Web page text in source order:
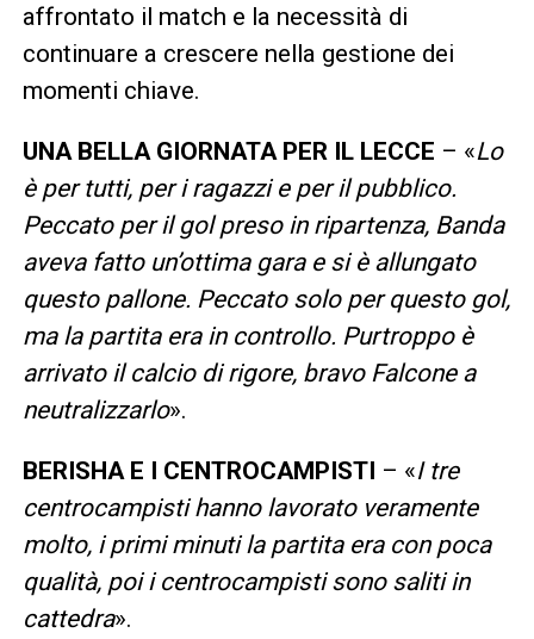
affrontato il match e la necessità di
continuare a crescere nella gestione dei
momenti chiave.
UNA BELLA GIORNATA PER IL LECCE – «Lo
è per tutti, per i ragazzi e per il pubblico.
Peccato per il gol preso in ripartenza, Banda
aveva fatto un’ottima gara e si è allungato
questo pallone. Peccato solo per questo gol,
ma la partita era in controllo. Purtroppo è
arrivato il calcio di rigore, bravo Falcone a
neutralizzarlo».
BERISHA E I CENTROCAMPISTI – «I tre
centrocampisti hanno lavorato veramente
molto, i primi minuti la partita era con poca
qualità, poi i centrocampisti sono saliti in
cattedra».